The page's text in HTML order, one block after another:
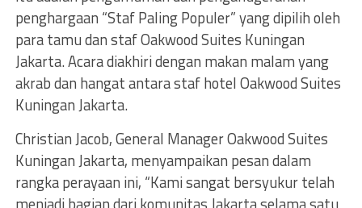
penghargaan “Staf Paling Populer” yang dipilih oleh
para tamu dan staf Oakwood Suites Kuningan
Jakarta. Acara diakhiri dengan makan malam yang
akrab dan hangat antara staf hotel Oakwood Suites
Kuningan Jakarta.
Christian Jacob, General Manager Oakwood Suites
Kuningan Jakarta, menyampaikan pesan dalam
rangka perayaan ini, “Kami sangat bersyukur telah